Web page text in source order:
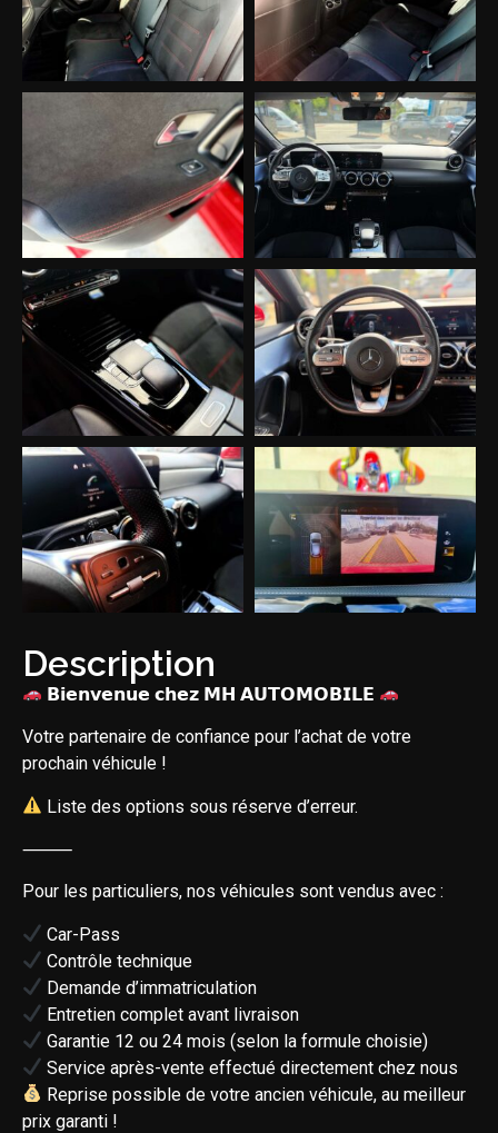
Description
𝗕𝗶𝗲𝗻𝘃𝗲𝗻𝘂𝗲 𝗰𝗵𝗲𝘇 𝗠𝗛 𝗔𝗨𝗧𝗢𝗠𝗢𝗕𝗜𝗟𝗘
Votre partenaire de confiance pour l’achat de votre
prochain véhicule !
Liste des options sous réserve d’erreur.
⸻
Pour les particuliers, nos véhicules sont vendus avec :
Car-Pass
Contrôle technique
Demande d’immatriculation
Entretien complet avant livraison
Garantie 12 ou 24 mois (selon la formule choisie)
Service après-vente effectué directement chez nous
Reprise possible de votre ancien véhicule, au meilleur
prix garanti !